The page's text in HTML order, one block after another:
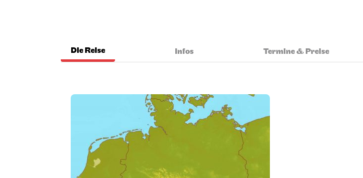
Die Reise Infos Termine & Preise